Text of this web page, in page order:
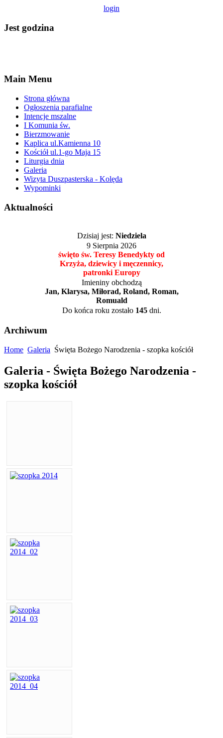
login
Jest godzina
Main Menu
Strona główna
Ogłoszenia parafialne
Intencje mszalne
I Komunia św.
Bierzmowanie
Kaplica ul.Kamienna 10
Kościół ul.1-go Maja 15
Liturgia dnia
Galeria
Wizyta Duszpasterska - Kolęda
Wypominki
Aktualności
Dzisiaj jest: Niedziela
9 Sierpnia 2026
święto św. Teresy Benedykty od
Krzyża, dziewicy i męczennicy,
patronki Europy
Imieniny obchodzą
Jan, Klarysa, Miłorad, Roland, Roman,
Romuald
Do końca roku zostało 145dni.
Archiwum
Home Galeria Święta Bożego Narodzenia - szopka kościół
Galeria - Święta Bożego Narodzenia -
szopka kościół